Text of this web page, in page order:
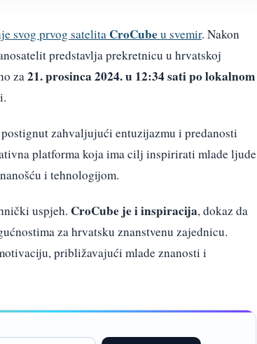
svog prvog satelita CroCubeu svemir. Nakon
predstavlja prekretnicu u hrvatskoj
za 21. prosinca 2024. u 12:34 sati po lokalnom
zahvaljujući entuzijazmu i predanosti
platforma koja ima cilj inspirirati mlade ljude
i tehnologijom.
uspjeh. CroCube je i inspiracija, dokaz da
za hrvatsku znanstvenu zajednicu.
približavajući mlade znanosti i